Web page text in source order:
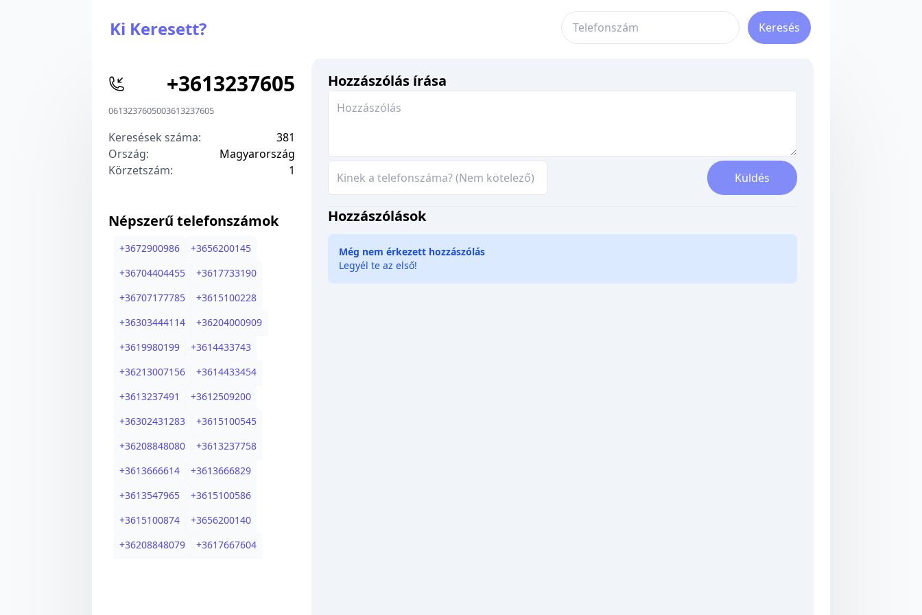
Ki Keresett? Keresés
+3613237605
0613237605003613237605
Keresések száma:
381
Ország:
Magyarország
Körzetszám:
1
Népszerű telefonszámok
+3672900986 +3656200145
+36704404455 +3617733190
+36707177785 +3615100228
+36303444114 +36204000909
+3619980199 +3614433743
+36213007156 +3614433454
+3613237491 +3612509200
+36302431283 +3615100545
+36208848080 +3613237758
+3613666614 +3613666829
+3613547965 +3615100586
+3615100874 +3656200140
+36208848079 +3617667604
Hozzászólás írása
Küldés
Hozzászólások
Még nem érkezett hozzászólás
Legyél te az első!